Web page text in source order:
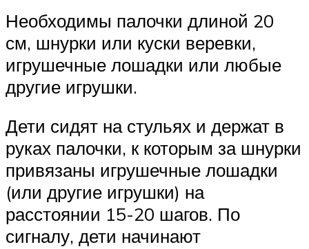
Необходимы палочки длиной 20
см, шнурки или куски веревки,
игрушечные лошадки или любые
другие игрушки.
Дети сидят на стульях и держат в
руках палочки, к которым за шнурки
привязаны игрушечные лошадки
(или другие игрушки) на
расстоянии 15-20 шагов. По
сигналу, дети начинают